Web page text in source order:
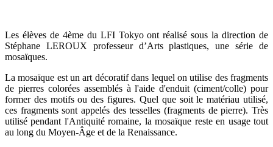
Les élèves de 4ème du LFI Tokyo ont réalisé sous la direction de
Stéphane LEROUX professeur d’Arts plastiques, une série de
mosaïques.
La mosaïque est un art décoratif dans lequel on utilise des fragments
de pierres colorées assemblés à l'aide d'enduit (ciment/colle) pour
former des motifs ou des figures. Quel que soit le matériau utilisé,
ces fragments sont appelés des tesselles (fragments de pierre). Très
utilisé pendant l'Antiquité romaine, la mosaïque reste en usage tout
au long du Moyen-Âge et de la Renaissance.